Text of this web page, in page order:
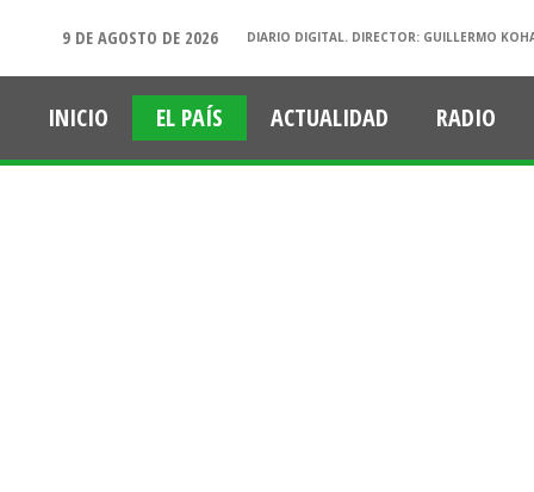
9 DE AGOSTO DE 2026 DIARIO DIGITAL. DIRECTOR: GUILLERMO
INICIO EL PAÍS ACTUALIDAD RADIO